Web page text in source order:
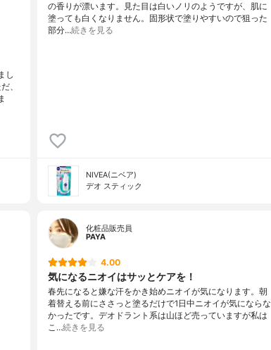
し
、
の香りが漂います。見た目は白いノリのようですが、肌に
塗っても白くなりません。固形状で塗りやすいので狙った
部分…続きを見る
NIVEA(ニベア)
デオ スティック
化粧品販売員
PAYA
4.00
気になるニオイはサッとケアを！
春先になると嫌な汗をかき始めニオイが気になります。朝
着替える前にささっと塗るだけで1日中ニオイが気にならな
かったです。デオドラント系は山ほど売っていますが私は
こ…続きを見る